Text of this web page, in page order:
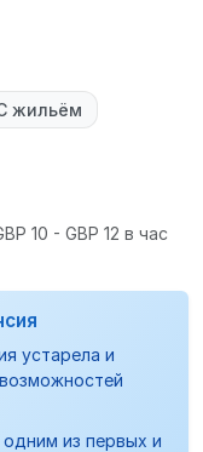
жильём
10 - GBP 12 в час
устарела и
из первых и